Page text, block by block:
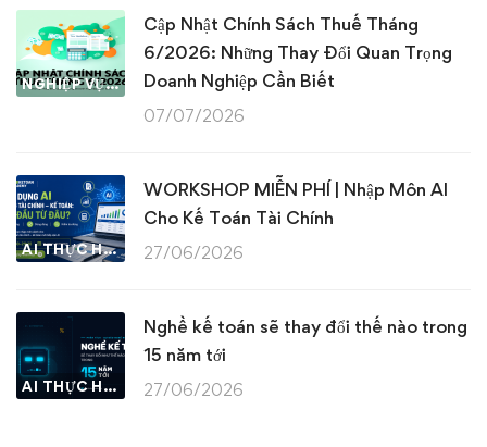
NGHIỆP VỤ KẾ TOÁN & THUẾ
Cập Nhật Chính Sách Thuế Tháng
6/2026: Những Thay Đổi Quan Trọng
Doanh Nghiệp Cần Biết
07/07/2026
AI THỰC HÀNH
WORKSHOP MIỄN PHÍ | Nhập Môn AI
Cho Kế Toán Tài Chính
27/06/2026
AI THỰC HÀNH
Nghề kế toán sẽ thay đổi thế nào trong
15 năm tới
27/06/2026